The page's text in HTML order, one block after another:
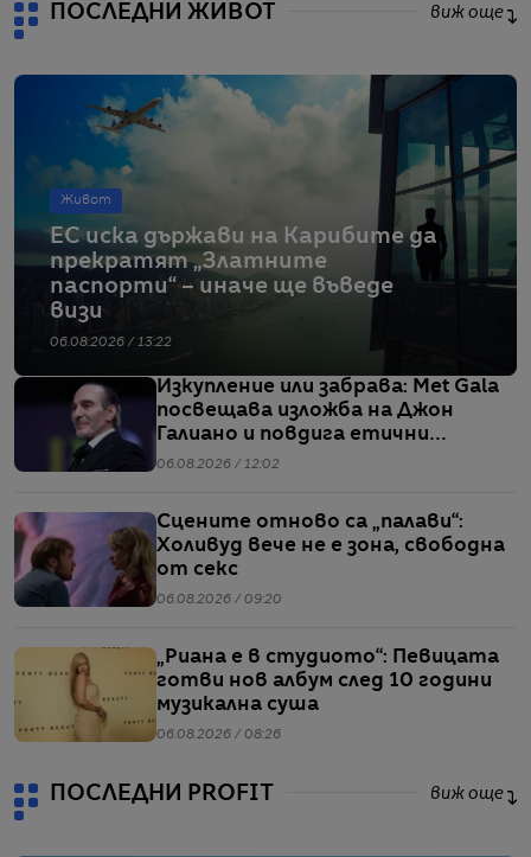
ПОСЛЕДНИ ЖИВОТ виж още
Живот
ЕС иска държави на Карибите да
прекратят „Златните
паспорти“ – иначе ще въведе
визи
06.08.2026 / 13:22
Изкупление или забрава: Met Gala
посвещава изложба на Джон
Галиано и повдига етични
въпроси
06.08.2026 / 12:02
Сцените отново са „палави“:
Холивуд вече не е зона, свободна
от секс
06.08.2026 / 09:20
„Риана е в студиото“: Певицата
готви нов албум след 10 години
музикална суша
06.08.2026 / 08:26
ПОСЛЕДНИ PROFIT виж още